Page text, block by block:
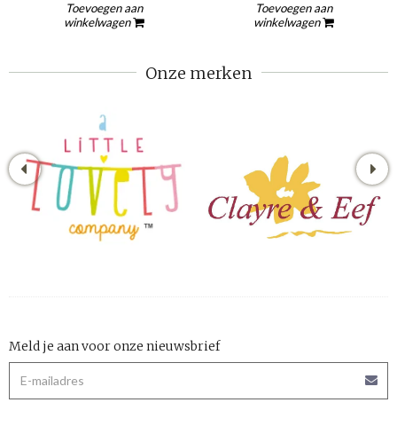
Toevoegen aan
winkelwagen
Toevoegen aan
winkelwagen
Onze merken
Meld je aan voor onze nieuwsbrief